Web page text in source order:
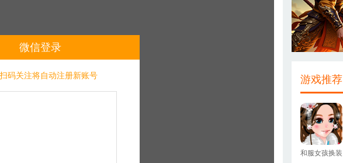
微信登录
码关注将自动注册新账号 游戏推荐
和服女孩换装